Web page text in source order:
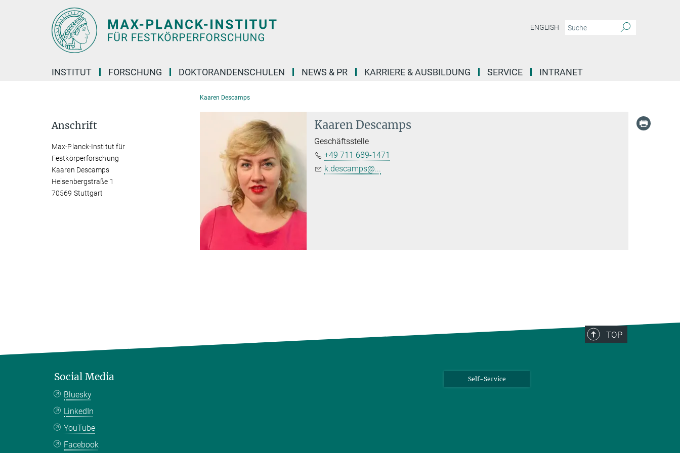
ENGLISH
INSTITUT FORSCHUNG DOKTORANDENSCHULEN NEWS & PR KARRIERE & AUSBILDUNG SERVICE INTRANET
Kaaren Descamps
Kaaren Descamps
Geschäftsstelle
+49 711 689-1471
k.descamps@...
Anschrift
Max-Planck-Institut für
Festkörperforschung
Kaaren Descamps
Heisenbergstraße 1
70569 Stuttgart
TOP
Social Media
Bluesky
LinkedIn
YouTube
Facebook
Self-Service